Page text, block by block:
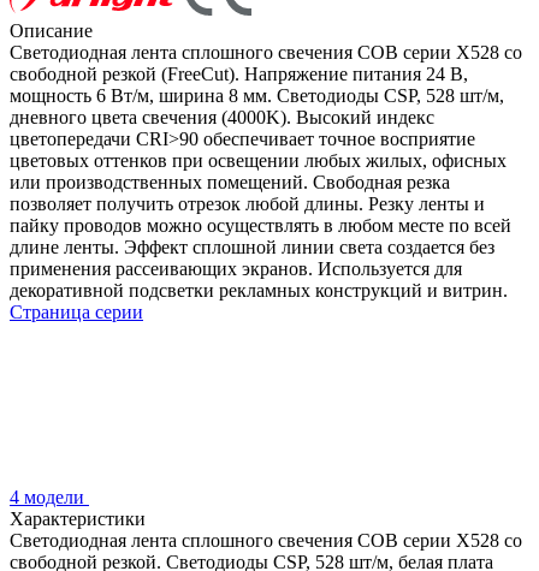
Описание
Светодиодная лента сплошного свечения COB серии X528 со
свободной резкой (FreeCut). Напряжение питания 24 В,
мощность 6 Вт/м, ширина 8 мм. Светодиоды CSP, 528 шт/м,
дневного цвета свечения (4000K). Высокий индекс
цветопередачи CRI>90 обеспечивает точное восприятие
цветовых оттенков при освещении любых жилых, офисных
или производственных помещений. Свободная резка
позволяет получить отрезок любой длины. Резку ленты и
пайку проводов можно осуществлять в любом месте по всей
длине ленты. Эффект сплошной линии света создается без
применения рассеивающих экранов. Используется для
декоративной подсветки рекламных конструкций и витрин.
Страница серии
4 модели
Характеристики
Светодиодная лента сплошного свечения COB серии X528 со
свободной резкой. Светодиоды CSP, 528 шт/м, белая плата